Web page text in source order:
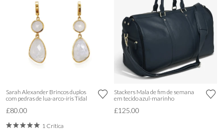
Sarah Alexander Brincos duplos
com pedras de lua-arco-íris Tidal
£80.00
1 Crítica
Stackers Mala de fim de semana
em tecido azul-marinho
£125.00